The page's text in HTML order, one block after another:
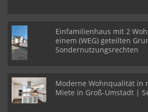
Einfamilienhaus mit 2
einem (WEG) geteilten
Sondernutzungsrechten
Moderne Wohnqualität in
Miete in Groß-Umstadt |